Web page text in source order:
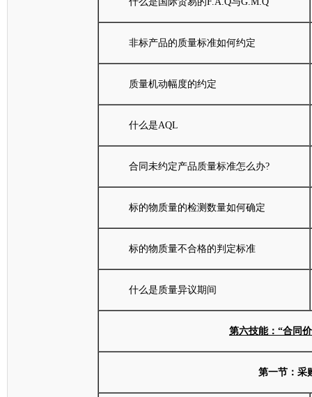
非标产品的质量标准如何约定
质量机动幅度的约定
什么是AQL
合同未约定产品质量标准怎么办?
标的物质量的检测数量如何确定
标的物质量不合格的判定标准
什么是质量异议期间
第六技能：“合同
第一节：采